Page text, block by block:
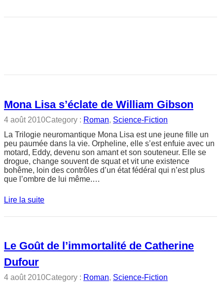
Mona Lisa s’éclate de William Gibson
4 août 2010Category : Roman, Science-Fiction
La Trilogie neuromantique Mona Lisa est une jeune fille un
peu paumée dans la vie. Orpheline, elle s’est enfuie avec un
motard, Eddy, devenu son amant et son souteneur. Elle se
drogue, change souvent de squat et vit une existence
bohême, loin des contrôles d’un état fédéral qui n’est plus
que l’ombre de lui même.…
Lire la suite
Le Goût de l’immortalité de Catherine
Dufour
4 août 2010Category : Roman, Science-Fiction